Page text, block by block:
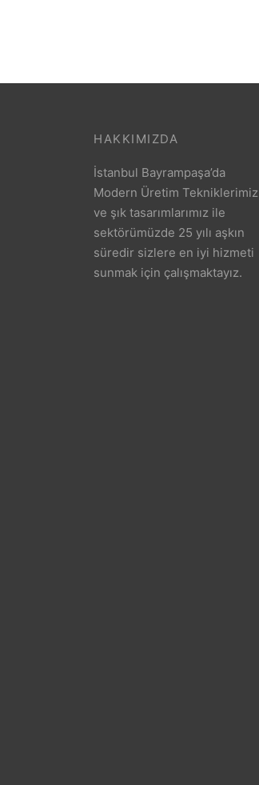
HAKKIMIZDA
İstanbul Bayrampaşa’da
Modern Üretim Tekniklerimiz
ve şık tasarımlarımız ile
sektörümüzde 25 yılı aşkın
süredir sizlere en iyi hizmeti
sunmak için çalışmaktayız.